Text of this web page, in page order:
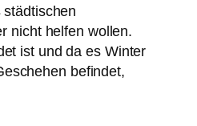
nicht helfen wollen.
ist und da es Winter
befindet,